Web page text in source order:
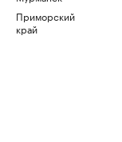
Приморский
край